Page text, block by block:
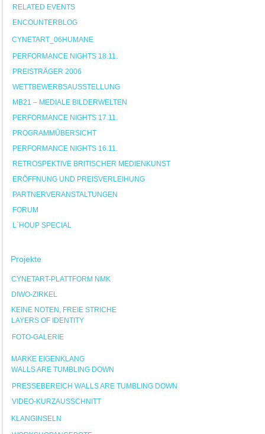
RELATED EVENTS
ENCOUNTERBLOG
CYNETART_06HUMANE
PERFORMANCE NIGHTS 18.11.
PREISTRÄGER 2006
WETTBEWERBSAUSSTELLUNG
MB21 – MEDIALE BILDERWELTEN
PERFORMANCE NIGHTS 17.11.
PROGRAMMÜBERSICHT
PERFORMANCE NIGHTS 16.11.
RETROSPEKTIVE BRITISCHER MEDIENKUNST
ERÖFFNUNG UND PREISVERLEIHUNG
PARTNERVERANSTALTUNGEN
FORUM
L`HOUP SPECIAL
Projekte
CYNETART-PLATTFORM NMK
DIWO-ZIRKEL
KEINE NOTEN, FREIE STRICHE
LAYERS OF IDENTITY
FOTO-GALERIE
MARKE EIGENKLANG
WALLS ARE TUMBLING DOWN
PRESSEBEREICH WALLS ARE TUMBLING DOWN
VIDEO-KURZAUSSCHNITT
KLANGINSELN